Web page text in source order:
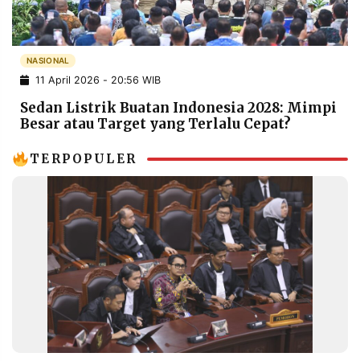
POLICY WARGA
INFORMASI
IKLAN
KIRIM
PENGADUAN TERM
OF
SERVICE
IKUTI
NASIONAL
11 April 2026 - 20:56 WIB
Sedan Listrik Buatan Indonesia 2028: Mimpi
Besar atau Target yang Terlalu Cepat?
TERPOPULER